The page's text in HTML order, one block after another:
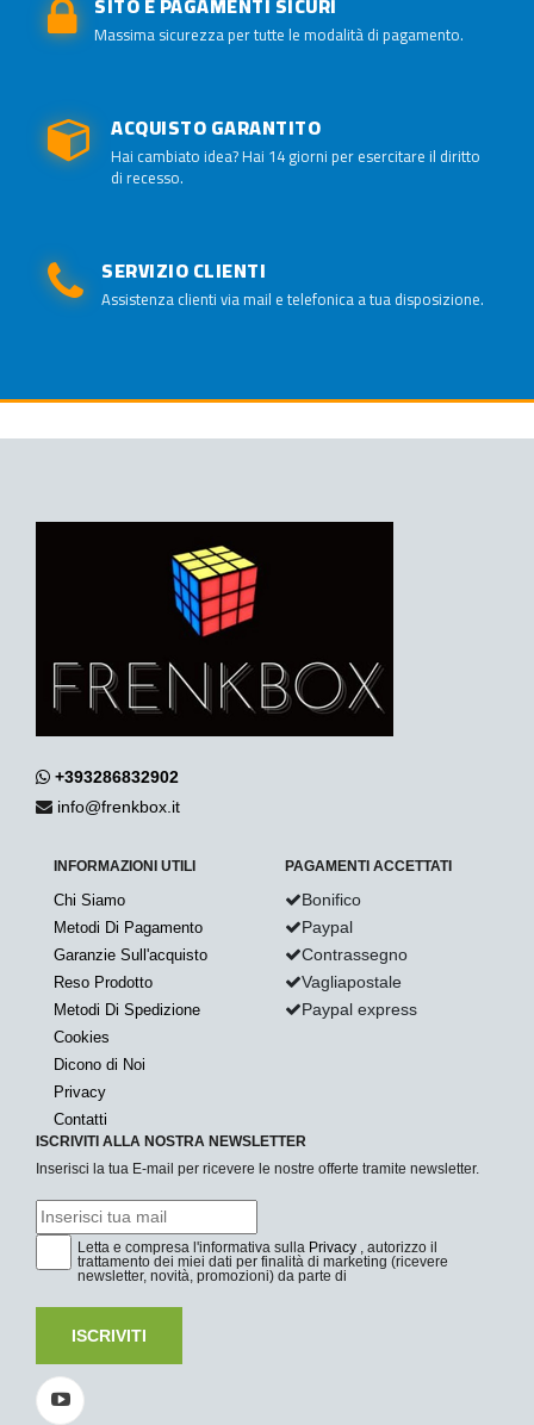
Massima sicurezza per tutte le modalità di pagamento.
ACQUISTO GARANTITO
Hai cambiato idea? Hai 14 giorni per esercitare il diritto
di recesso.
SERVIZIO CLIENTI
Assistenza clienti via mail e telefonica a tua disposizione.
+393286832902
info@frenkbox.it
INFORMAZIONI UTILI
Chi Siamo
Metodi Di Pagamento
Garanzie Sull'acquisto
Reso Prodotto
Metodi Di Spedizione
Cookies
Dicono di Noi
Privacy
Contatti
PAGAMENTI ACCETTATI
Bonifico
Paypal
Contrassegno
Vagliapostale
Paypal express
ISCRIVITI ALLA NOSTRA NEWSLETTER
Inserisci la tua E-mail per ricevere le nostre offerte tramite newsletter.
Letta e compresa l'informativa sulla Privacy , autorizzo il
trattamento dei miei dati per finalità di marketing (ricevere
newsletter, novità, promozioni) da parte di
ISCRIVITI